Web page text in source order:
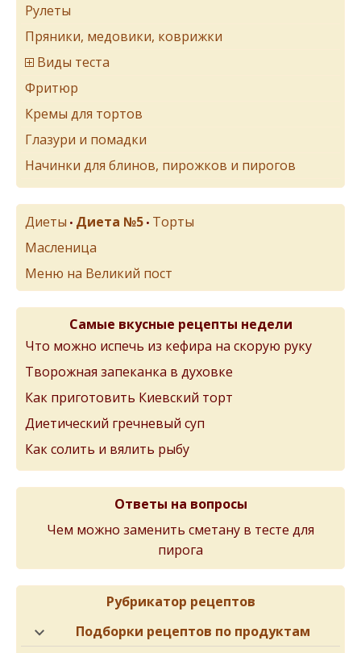
Рулеты
Пряники, медовики, коврижки
Виды теста
Фритюр
Кремы для тортов
Глазури и помадки
Начинки для блинов, пирожков и пирогов
Диеты • Диета №5 • Торты
Масленица
Меню на Великий пост
Самые вкусные рецепты недели
Что можно испечь из кефира на скорую руку
Творожная запеканка в духовке
Как приготовить Киевский торт
Диетический гречневый суп
Как солить и вялить рыбу
Ответы на вопросы
Чем можно заменить сметану в тесте для
пирога
Рубрикатор рецептов
Подборки рецептов по продуктам